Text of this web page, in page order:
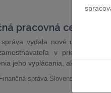
pracovná cesta
vydala nové
v priebehu
jeho vyplácania, ak
správa Slovenská republika